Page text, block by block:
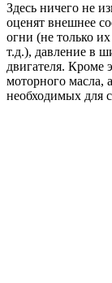
Здесь ничего не
оценят внешнее
огни (не только
т.д.), давление в
двигателя. Кроме
моторного масла,
необходимых для